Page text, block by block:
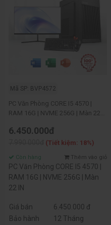
Mã SP: BVP4572
PC Văn Phòng CORE I5 4570 |
RAM 16G | NVME 256G | Màn 22
6.450.000đ
(Tiết kiệm: 18%)
Còn hàng Thêm vào giỏ
PC Văn Phòng CORE I5 4570 |
RAM 16G | NVME 256G | Màn
22 IN
Giá bán
6.450.000 đ
Bảo hành
12 Tháng